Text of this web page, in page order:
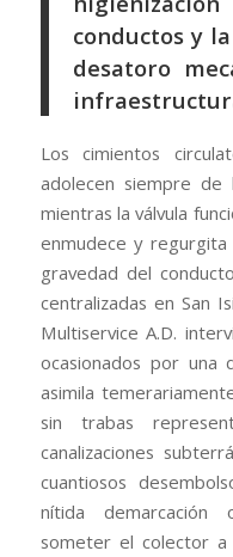
conductos y
desatoro
Los cimientos
adolecen siempre de
mientras la válvula
enmudece y
gravedad del
centralizadas en San
Multiservice A.D.
ocasionados por una
asimila
sin trabas
canalizaciones
cuantiosos
nítida demarcación
someter el colector